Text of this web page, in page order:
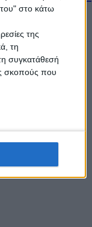
στο κάτω
της
τη
συγκατάθεσή
σκοπούς που